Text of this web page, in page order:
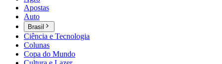
Apostas
Auto
Brasil
Ciência e Tecnologia
Colunas
Copa do Mundo